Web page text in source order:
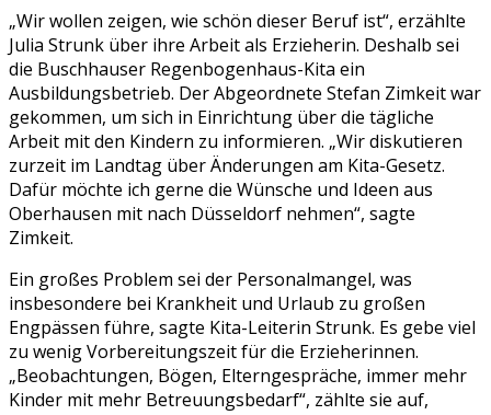
„Wir wollen zeigen, wie schön dieser Beruf ist“, erzählte
Julia Strunk über ihre Arbeit als Erzieherin. Deshalb sei
die Buschhauser Regenbogenhaus-Kita ein
Ausbildungsbetrieb. Der Abgeordnete Stefan Zimkeit war
gekommen, um sich in Einrichtung über die tägliche
Arbeit mit den Kindern zu informieren. „Wir diskutieren
zurzeit im Landtag über Änderungen am Kita-Gesetz.
Dafür möchte ich gerne die Wünsche und Ideen aus
Oberhausen mit nach Düsseldorf nehmen“, sagte
Zimkeit.
Ein großes Problem sei der Personalmangel, was
insbesondere bei Krankheit und Urlaub zu großen
Engpässen führe, sagte Kita-Leiterin Strunk. Es gebe viel
zu wenig Vorbereitungszeit für die Erzieherinnen.
„Beobachtungen, Bögen, Elterngespräche, immer mehr
Kinder mit mehr Betreuungsbedarf“, zählte sie auf,